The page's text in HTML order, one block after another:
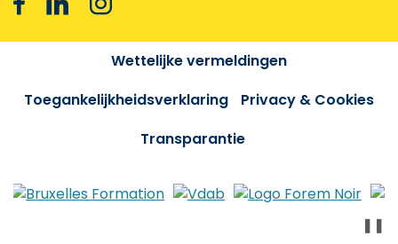
Wettelijke vermeldingen
Toegankelijkheidsverklaring
Privacy & Cookies
Transparantie
❚❚